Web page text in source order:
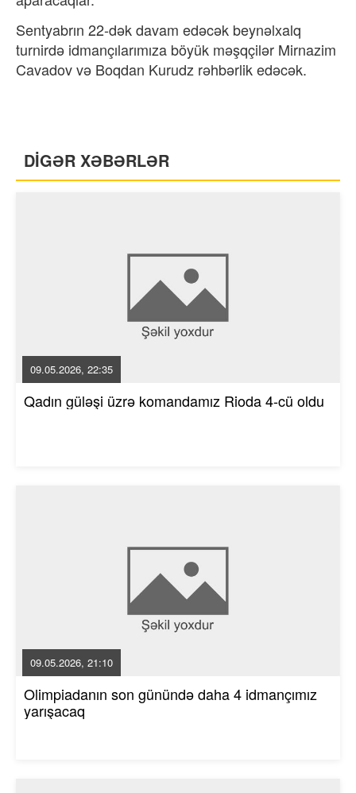
Sentyabrın 22-dək davam edəcək beynəlxalq
turnirdə idmançılarımıza böyük məşqçilər Mirnazim
Cavadov və Boqdan Kurudz rəhbərlik edəcək.
DİGƏR XƏBƏRLƏR
09.05.2026, 22:35
Qadın güləşi üzrə komandamız Rioda 4-cü oldu
09.05.2026, 21:10
Olimpiadanın son günündə daha 4 idmançımız
yarışacaq